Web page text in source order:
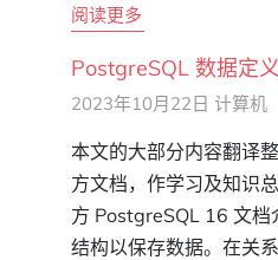
阅读更多
PostgreSQL 数据定
2023年10月22日 计算机
本文的大部分内容翻译
方文档，作学习及知识
方 PostgreSQL 16 文档
结构以保存数据。在关